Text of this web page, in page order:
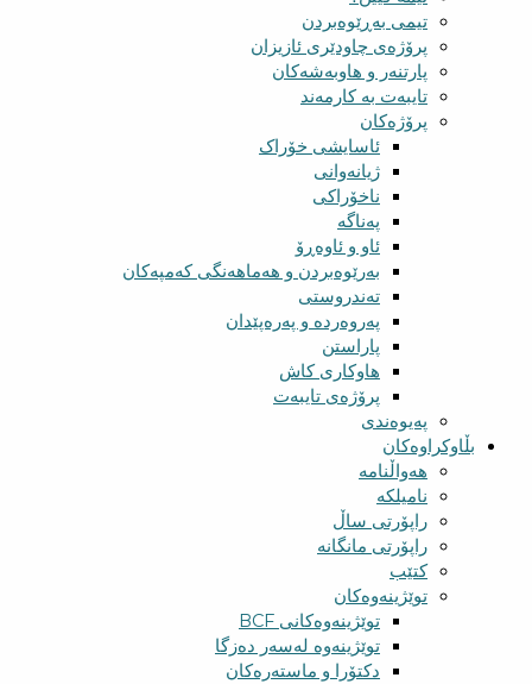
تیمی بەڕێوەبردن
پرۆژەی چاودێری ئازیزان
پارتنەر و هاوبەشەکان
تایبەت بە کارمەند
پرۆژەکان
ئاسایشی خۆراک
ژیانەوانی
ناخۆراکی
پەناگە
ئاو و ئاوەڕۆ
بەرێوەبردن و هەماهەنگی کەمپەکان
تەندروستی
پەروەردە و پەرەپێدان
پاراستن
هاوکاری کاش
پرۆژەی تایبەت
پەیوەندی
بڵاوکراوەکان
هەواڵنامە
نامیلکە
راپۆرتی ساڵ
راپۆرتی مانگانە
کتێب
توێژینەوەکان
توێژینەوەکانی BCF​
توێژینەوە لەسەر دەزگا
دکتۆرا و ماستەرەکان